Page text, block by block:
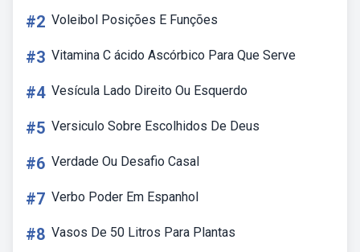
#2 Voleibol Posições E Funções
#3 Vitamina C ácido Ascórbico Para Que Serve
#4 Vesícula Lado Direito Ou Esquerdo
#5 Versiculo Sobre Escolhidos De Deus
#6 Verdade Ou Desafio Casal
#7 Verbo Poder Em Espanhol
#8 Vasos De 50 Litros Para Plantas